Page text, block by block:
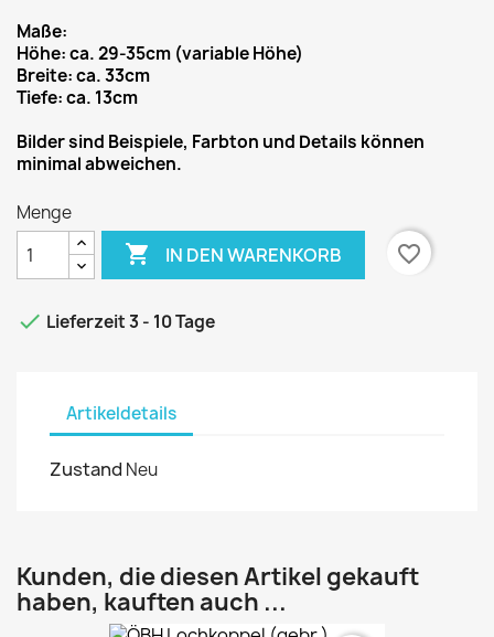
Maße:
Höhe: ca. 29-35cm (variable Höhe)
Breite: ca. 33cm
Tiefe: ca. 13cm
Bilder sind Beispiele, Farbton und Details können
minimal abweichen.
Menge
 IN DEN WARENKORB favorite_border
 Lieferzeit 3 - 10 Tage
Artikeldetails
Zustand Neu
Kunden, die diesen Artikel gekauft
haben, kauften auch ...